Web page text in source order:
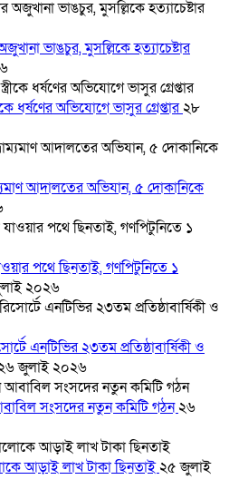
ভাঙচুর, মুসল্লিকে হত্যাচেষ্টার
ধর্ষণের অভিযোগে ভাসুর গ্রেপ্তার২৮
আদালতের অভিযান, ৫ দোকানিকে
পথে ছিনতাই, গণপিটুনিতে ১
২০২৬
এনটিভির ২৩তম প্রতিষ্ঠাবার্ষিকী ও
জুলাই ২০২৬
সংসদের নতুন কমিটি গঠন২৬
আড়াই লাখ টাকা ছিনতাই২৫ জুলাই